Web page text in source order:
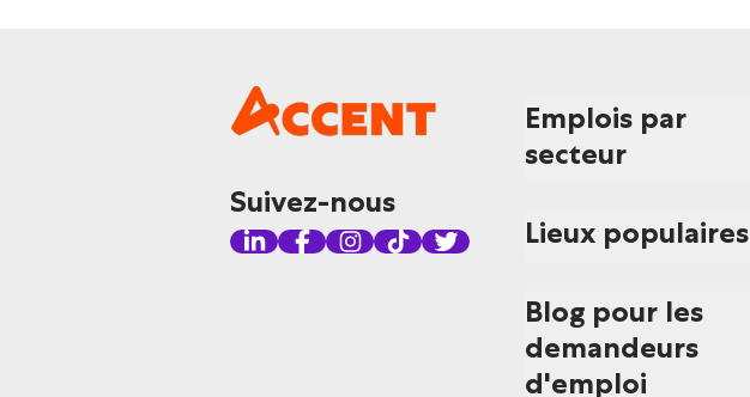
Suivez-nous
Emplois par
secteur
Lieux populaires
Blog pour les
demandeurs
d'emploi